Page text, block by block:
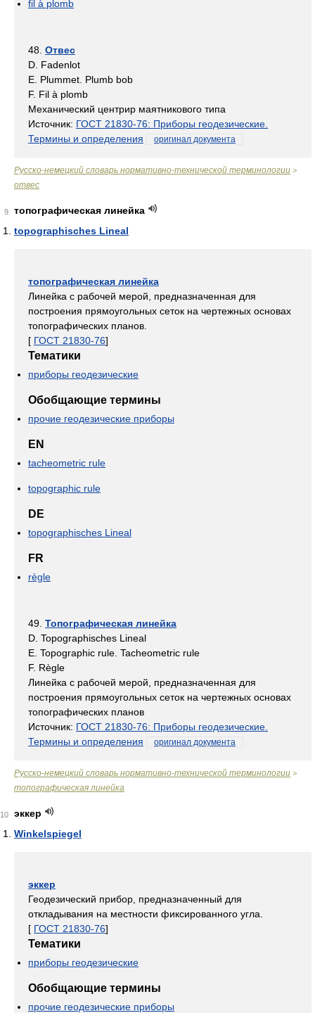
fil à plomb
48. Отвес
D. Fadenlot
E. Plummet. Plumb bob
F. Fil à plomb
Механический центрир маятникового типа
Источник: ГОСТ 21830-76: Приборы геодезические.
Термины и определения
оригинал документа
Русско-немецкий словарь нормативно-технической терминологии >
отвес
9
топографическая линейка
topographisches Lineal
топографическая линейка
Линейка с рабочей мерой, предназначенная для
построения прямоугольных сеток на чертежных основах
топографических планов.
[ ГОСТ 21830-76]
Тематики
приборы геодезические
Обобщающие термины
прочие геодезические приборы
EN
tacheometric rule
topographic rule
DE
topographisches Lineal
FR
règle
49. Топографическая линейка
D. Topographisches Lineal
E. Topographic rule. Tacheometric rule
F. Règle
Линейка с рабочей мерой, предназначенная для
построения прямоугольных сеток на чертежных основах
топографических планов
Источник: ГОСТ 21830-76: Приборы геодезические.
Термины и определения
оригинал документа
Русско-немецкий словарь нормативно-технической терминологии >
топографическая линейка
10
эккер
Winkelspiegel
эккер
Геодезический прибор, предназначенный для
откладывания на местности фиксированного угла.
[ ГОСТ 21830-76]
Тематики
приборы геодезические
Обобщающие термины
прочие геодезические приборы